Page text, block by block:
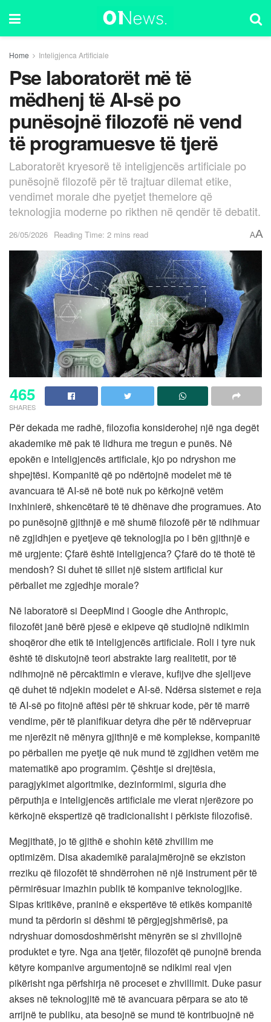
Home Inteligjenca Artificiale
Pse laboratorët më të
mëdhenj të AI-së po
punësojnë filozofë në vend
të programuesve të tjerë
Laboratorët kryesorë të inteligjencës artificiale po
punësojnë filozofë për të trajtuar dilemat etike,
vendimet morale dhe pyetjet themelore që
teknologjia moderne po rikthen në qendër të debatit.
26/05/2026 Reading Time: 2 mins read AA
465
SHARES
Për dekada me radhë, filozofia konsiderohej një nga degët
akademike më pak të lidhura me tregun e punës. Në
epokën e inteligjencës artificiale, kjo po ndryshon me
shpejtësi. Kompanitë që po ndërtojnë modelet më të
avancuara të AI-së në botë nuk po kërkojnë vetëm
inxhinierë, shkencëtarë të të dhënave dhe programues. Ato
po punësojnë gjithnjë e më shumë filozofë për të ndihmuar
në zgjidhjen e pyetjeve që teknologjia po i bën gjithnjë e
më urgjente: Çfarë është inteligjenca? Çfarë do të thotë të
mendosh? Si duhet të sillet një sistem artificial kur
përballet me zgjedhje morale?
Në laboratorë si DeepMind i Google dhe Anthropic,
filozofët janë bërë pjesë e ekipeve që studiojnë ndikimin
shoqëror dhe etik të inteligjencës artificiale. Roli i tyre nuk
është të diskutojnë teori abstrakte larg realitetit, por të
ndihmojnë në përcaktimin e vlerave, kufijve dhe sjelljeve
që duhet të ndjekin modelet e AI-së. Ndërsa sistemet e reja
të AI-së po fitojnë aftësi për të shkruar kode, për të marrë
vendime, për të planifikuar detyra dhe për të ndërvepruar
me njerëzit në mënyra gjithnjë e më komplekse, kompanitë
po përballen me pyetje që nuk mund të zgjidhen vetëm me
matematikë apo programim. Çështje si drejtësia,
paragjykimet algoritmike, dezinformimi, siguria dhe
përputhja e inteligjencës artificiale me vlerat njerëzore po
kërkojnë ekspertizë që tradicionalisht i përkiste filozofisë.
Megjithatë, jo të gjithë e shohin këtë zhvillim me
optimizëm. Disa akademikë paralajmërojnë se ekziston
rreziku që filozofët të shndërrohen në një instrument për të
përmirësuar imazhin publik të kompanive teknologjike.
Sipas kritikëve, praninë e ekspertëve të etikës kompanitë
mund ta përdorin si dëshmi të përgjegjshmërisë, pa
ndryshuar domosdoshmërisht mënyrën se si zhvillojnë
produktet e tyre. Nga ana tjetër, filozofët që punojnë brenda
këtyre kompanive argumentojnë se ndikimi real vjen
pikërisht nga përfshirja në proceset e zhvillimit. Duke pasur
akses në teknologjitë më të avancuara përpara se ato të
arrijnë te publiku, ata besojnë se mund të kontribuojnë në